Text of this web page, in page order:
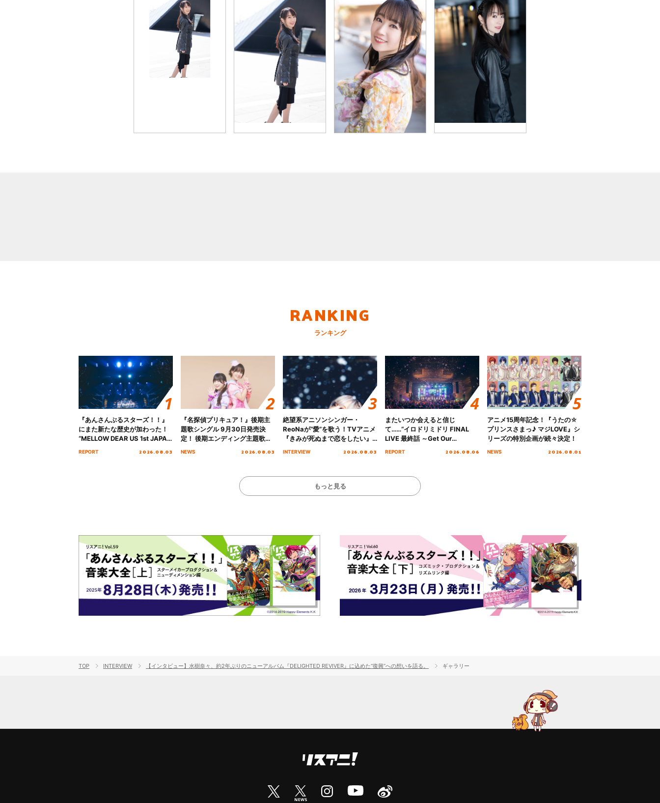
RANKING
ランキング
『あんさんぶるスターズ！！』
にまた新たな歴史が加わった！
“MELLOW DEAR US 1st JAPAN
REPORT 2026.08.03
『名探偵プリキュア！』後期主
題歌シングル 9月30日発売決
定！ 後期エンディング主題歌
NEWS 2026.08.03
絶望系アニソンシンガー・
ReoNaが“愛”を歌う！TVアニメ
『きみが死ぬまで恋をしたい』
INTERVIEW 2026.08.03
またいつか会えると信じ
て……“イロドリミドリ FINAL
LIVE 最終話 ～Get Our
REPORT 2026.08.06
アニメ15周年記念！『うたの☆
プリンスさまっ♪ マジLOVE』シ
リーズの特別企画が続々決定！
NEWS 2026.08.01
もっと見る
TOP INTERVIEW 【インタビュー】水樹奈々、約2年ぶりのニューアルバム『DELIGHTED REVIVER』に込めた“復興”への想いを語る。 ギャラリー